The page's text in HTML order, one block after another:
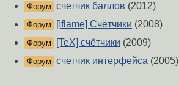
Форум счетчик баллов (2012)
Форум [!flame] Счётчики (2008)
Форум [TeX] счётчики (2009)
Форум счетчик интерфейса (2005)